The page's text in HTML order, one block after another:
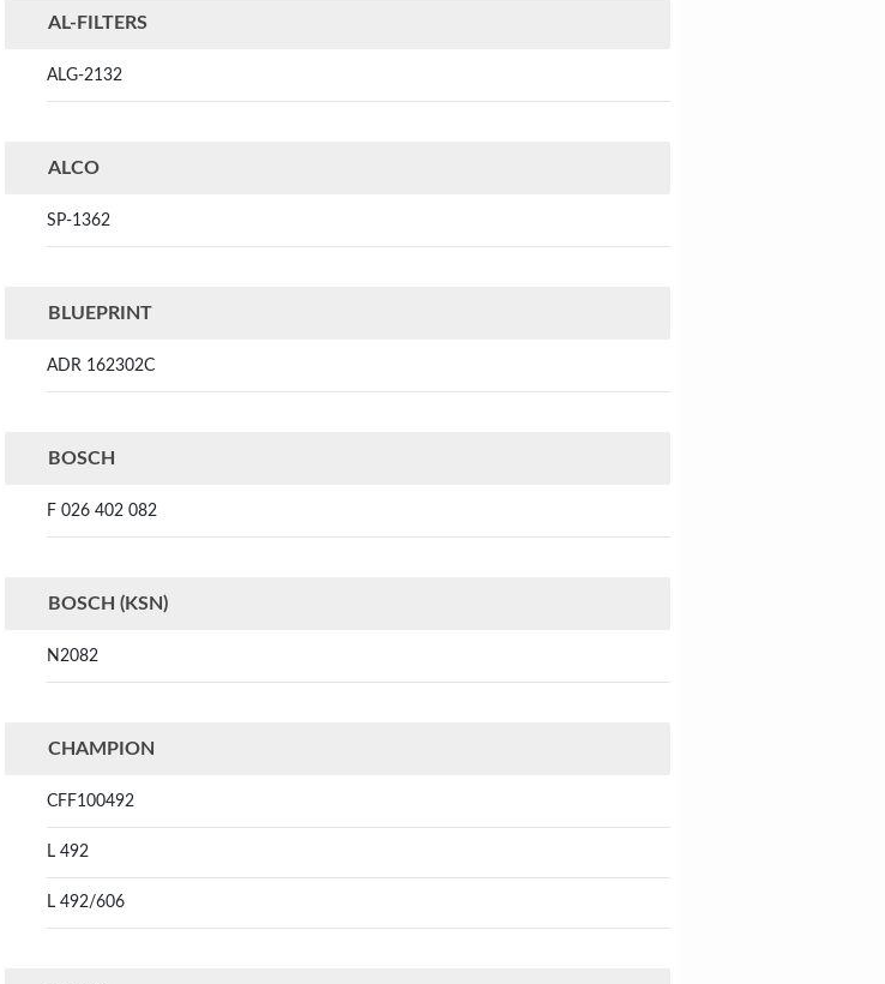
AL-FILTERS
ALG-2132
ALCO
SP-1362
BLUEPRINT
ADR 162302C
BOSCH
F 026 402 082
BOSCH (KSN)
N2082
CHAMPION
CFF100492
L 492
L 492/606